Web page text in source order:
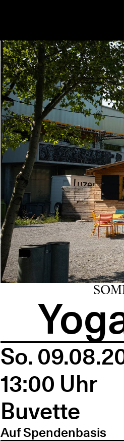
So.
13:00 Uhr
Buvette
Auf Spendenbasis